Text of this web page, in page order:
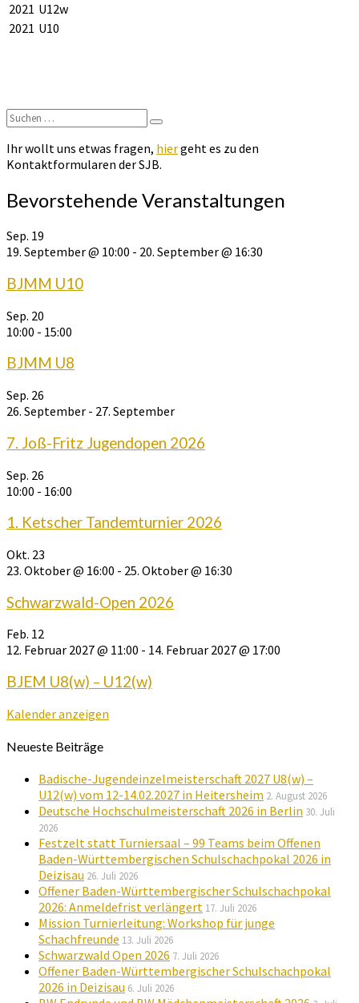
2021 U12w
2021 U10
Suchen
nach:
Suchen
Ihr wollt uns etwas fragen, hiergeht es zu den
Kontaktformularen der SJB.
Bevorstehende Veranstaltungen
Sep. 19
19. September @ 10:00 - 20. September @ 16:30
BJMM U10
Sep. 20
10:00 - 15:00
BJMM U8
Sep. 26
26. September - 27. September
7. Joß-Fritz Jugendopen 2026
Sep. 26
10:00 - 16:00
1. Ketscher Tandemturnier 2026
Okt. 23
23. Oktober @ 16:00 - 25. Oktober @ 16:30
Schwarzwald-Open 2026
Feb. 12
12. Februar 2027 @ 11:00 - 14. Februar 2027 @ 17:00
BJEM U8(w) – U12(w)
Kalender anzeigen
Neueste Beiträge
Badische-Jugendeinzelmeisterschaft 2027 U8(w) –
U12(w) vom 12-14.02.2027 in Heitersheim 2. August 2026
Deutsche Hochschulmeisterschaft 2026 in Berlin 30. Juli
2026
Festzelt statt Turniersaal – 99 Teams beim Offenen
Baden-Württembergischen Schulschachpokal 2026 in
Deizisau 26. Juli 2026
Offener Baden-Württembergischer Schulschachpokal
2026: Anmeldefrist verlängert 17. Juli 2026
Mission Turnierleitung: Workshop für junge
Schachfreunde 13. Juli 2026
Schwarzwald Open 2026 7. Juli 2026
Offener Baden-Württembergischer Schulschachpokal
2026 in Deizisau 6. Juli 2026